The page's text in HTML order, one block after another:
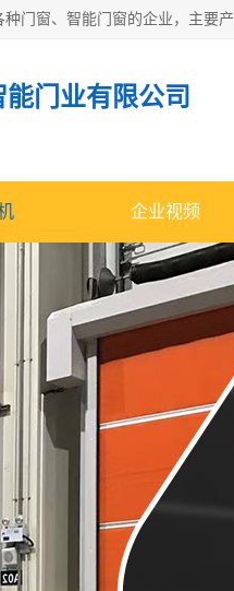
门业有限公司
企业视频